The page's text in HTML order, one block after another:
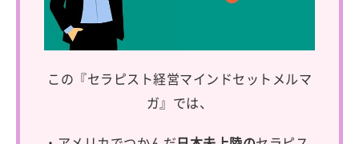
この『セラピスト経営マインドセットメルマ
ガ』では、